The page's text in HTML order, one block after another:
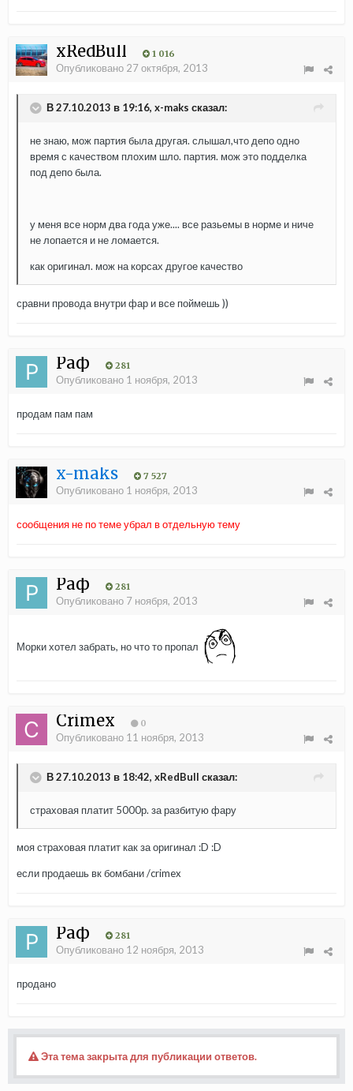
xRedBull 1 016
Опубликовано 27 октября, 2013
В 27.10.2013 в 19:16, x-maks сказал:
не знаю, мож партия была другая. слышал,что депо одно
время с качеством плохим шло. партия. мож это подделка
под депо была.
у меня все норм два года уже.... все разьемы в норме и ниче
не лопается и не ломается.
как оригинал. мож на корсах другое качество
сравни провода внутри фар и все поймешь ))
Раф 281
Опубликовано 1 ноября, 2013
продам пам пам
x-maks 7 527
Опубликовано 1 ноября, 2013
сообщения не по теме убрал в отдельную тему
Раф 281
Опубликовано 7 ноября, 2013
Морки хотел забрать, но что то пропал
Crimex 0
Опубликовано 11 ноября, 2013
В 27.10.2013 в 18:42, xRedBull сказал:
страховая платит 5000р. за разбитую фару
моя страховая платит как за оригинал :D :D
если продаешь вк бомбани /crimex
Раф 281
Опубликовано 12 ноября, 2013
продано
Эта тема закрыта для публикации ответов.